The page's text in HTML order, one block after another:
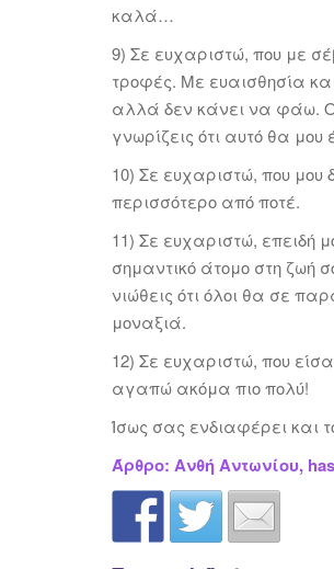
καλά…
9) Σε ευχαριστώ, που με
τροφές. Με ευαισθησία
αλλά δεν κάνει να φάω.
γνωρίζεις ότι αυτό θα μου
10) Σε ευχαριστώ, που μου
περισσότερο από ποτέ.
11) Σε ευχαριστώ, επειδή
σημαντικό άτομο στη ζωή
νιώθεις ότι όλοι θα σε
μοναξιά.
12) Σε ευχαριστώ, που
αγαπώ ακόμα πιο πολύ!
Ίσως σας ενδιαφέρει και
Άρθρο: Aνθή Αντωνίου,